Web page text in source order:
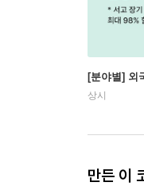
[분야별] 외
상시
만든 이